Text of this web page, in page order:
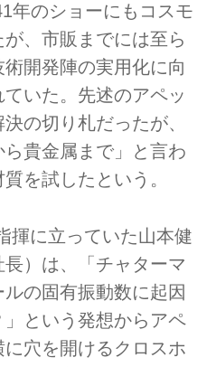
年のショーにもコスモ
、市販までには至ら
開発陣の実用化に向
いた。先述のアペッ
の切り札だったが、
貴金属まで」と言わ
を試したという。
揮に立っていた山本健
）は、「チャターマ
の固有振動数に起因
という発想からアペ
穴を開けるクロスホ